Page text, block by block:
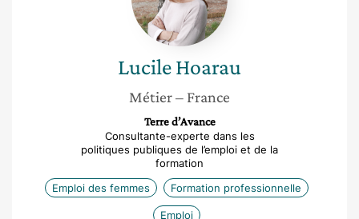
LucileHoarau
Métier– France
Terre d’Avance
Consultante-experte dans les
politiques publiques de l’emploi et de la
formation
Emploi des femmes
Formation professionnelle
Emploi